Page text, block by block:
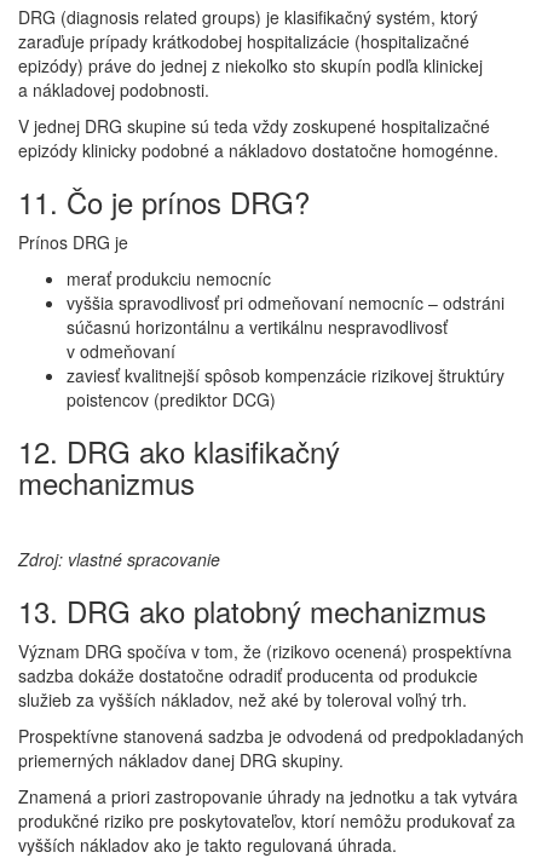
DRG (diagnosis related groups) je klasifikačný systém, ktorý
zaraďuje prípady krátkodobej hospitalizácie (hospitalizačné
epizódy) práve do jednej z niekoľko sto skupín podľa klinickej
a nákladovej podobnosti.
V jednej DRG skupine sú teda vždy zoskupené hospitalizačné
epizódy klinicky podobné a nákladovo dostatočne homogénne.
11. Čo je prínos DRG?
Prínos DRG je
merať produkciu nemocníc
vyššia spravodlivosť pri odmeňovaní nemocníc – odstráni
súčasnú horizontálnu a vertikálnu nespravodlivosť
v odmeňovaní
zaviesť kvalitnejší spôsob kompenzácie rizikovej štruktúry
poistencov (prediktor DCG)
12. DRG ako klasifikačný
mechanizmus
Zdroj: vlastné spracovanie
13. DRG ako platobný mechanizmus
Význam DRG spočíva v tom, že (rizikovo ocenená) prospektívna
sadzba dokáže dostatočne odradiť producenta od produkcie
služieb za vyšších nákladov, než aké by toleroval voľný trh.
Prospektívne stanovená sadzba je odvodená od predpokladaných
priemerných nákladov danej DRG skupiny.
Znamená a priori zastropovanie úhrady na jednotku a tak vytvára
produkčné riziko pre poskytovateľov, ktorí nemôžu produkovať za
vyšších nákladov ako je takto regulovaná úhrada.